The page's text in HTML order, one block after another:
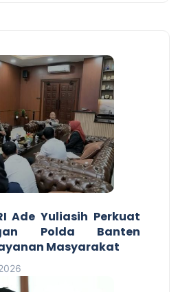
Ade Yuliasih Perkuat
Polda Banten
Masyarakat